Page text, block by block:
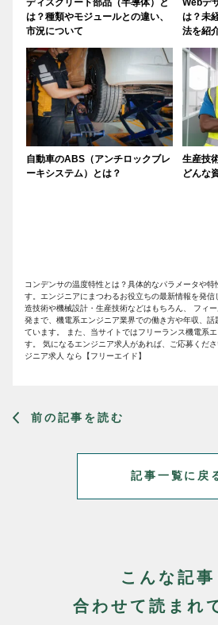
ディスクリート部品（半導体）と
は？種類やモジュールとの違い、
市況について
Webデ
は？未
法を紹
自動車のABS（アンチロックブレ
ーキシステム）とは？
生産技
どんな
コンデンサの温度特性とは？具体的なパラメータや
す。エンジニアにまつわるお役立ちの最新情報を発
造技術や機械設計・生産技術などはもちろん、 フィ
発まで、機電系エンジニア業界での働き方や年収、話
ています。 また、当サイトではフリーランス機電系
す。 気になるエンジニア求人があれば、ご応募くだ
ジニア求人 なら【フリーエイド】
前の記事を読む
記事一覧に戻
こんな記事
合わせて読まれ